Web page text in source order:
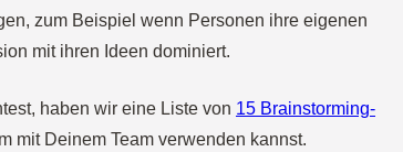
zum Beispiel wenn Personen ihre eigenen
mit ihren Ideen dominiert.
haben wir eine Liste von 15 Brainstorming-
mit Deinem Team verwenden kannst.